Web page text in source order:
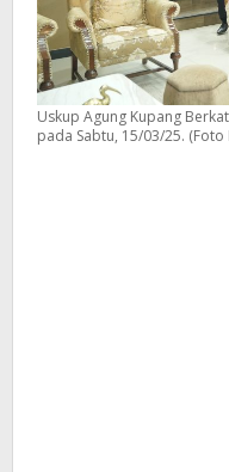
Uskup Agung Kupang
pada Sabtu, 15/03/25.